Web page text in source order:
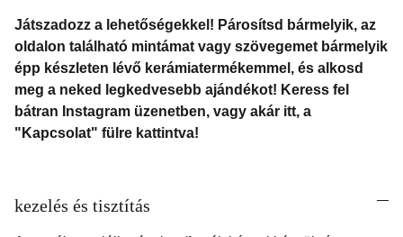
Játszadozz a lehetőségekkel! Párosítsd bármelyik, az
oldalon található mintámat vagy szövegemet bármelyik
épp készleten lévő kerámiatermékemmel, és alkosd
meg a neked legkedvesebb ajándékot! Keress fel
bátran Instagram üzenetben, vagy akár itt, a
"Kapcsolat" fülre kattintva!
kezelés és tisztítás